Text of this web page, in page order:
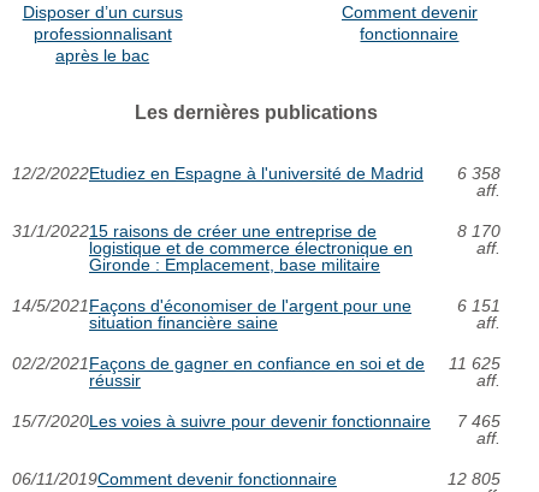
Disposer d’un cursus
professionnalisant
après le bac
Comment devenir
fonctionnaire
Les dernières publications
12/2/2022Etudiez en Espagne à l'université de Madrid
6 358
aff.
31/1/202215 raisons de créer une entreprise de
logistique et de commerce électronique en
Gironde : Emplacement, base militaire
8 170
aff.
14/5/2021Façons d'économiser de l'argent pour une
situation financière saine
6 151
aff.
02/2/2021Façons de gagner en confiance en soi et de
réussir
11 625
aff.
15/7/2020Les voies à suivre pour devenir fonctionnaire
7 465
aff.
06/11/2019Comment devenir fonctionnaire
12 805